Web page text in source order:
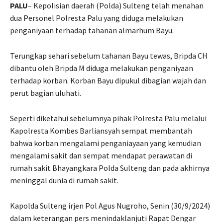
PALU– Kepolisian daerah (Polda) Sulteng telah menahan
dua Personel Polresta Palu yang diduga melakukan
penganiyaan terhadap tahanan almarhum Bayu.
Terungkap sehari sebelum tahanan Bayu tewas, Bripda CH
dibantu oleh Bripda M diduga melakukan penganiyaan
terhadap korban. Korban Bayu dipukul dibagian wajah dan
perut bagian uluhati.
Seperti diketahui sebelumnya pihak Polresta Palu melalui
Kapolresta Kombes Barliansyah sempat membantah
bahwa korban mengalami penganiayaan yang kemudian
mengalami sakit dan sempat mendapat perawatan di
rumah sakit Bhayangkara Polda Sulteng dan pada akhirnya
meninggal dunia di rumah sakit.
Kapolda Sulteng irjen Pol Agus Nugroho, Senin (30/9/2024)
dalam keterangan pers menindaklanjuti Rapat Dengar